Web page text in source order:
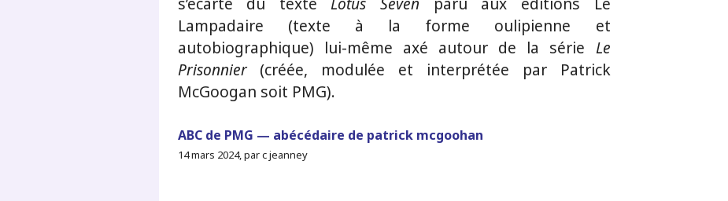
Lampadaire (texte à la forme oulipienne et
autobiographique) lui-même axé autour de la série Le
Prisonnier(créée, modulée et interprétée par Patrick
McGoogan soit PMG).
ABC de PMG — abécédaire de patrick mcgoohan
14 mars 2024, par c jeanney